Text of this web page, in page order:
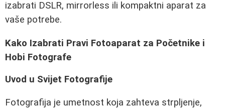
izabrati DSLR, mirrorless ili kompaktni aparat za
vaše potrebe.
Kako Izabrati Pravi Fotoaparat za Početnike i
Hobi Fotografe
Uvod u Svijet Fotografije
Fotografija je umetnost koja zahteva strpljenje,